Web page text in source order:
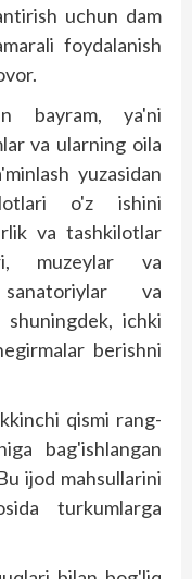
uchun dam
foydalanish
bayram, ya'ni
va ularning oila
yuzasidan
o'z ishini
va tashkilotlar
muzeylar va
va
shuningdek, ichki
berishni
qismi rang-
bag'ishlangan
ijod mahsullarini
turkumlarga